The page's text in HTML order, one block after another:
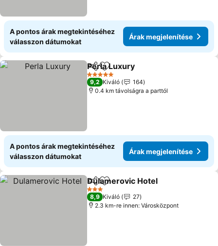
A pontos árak megtekintéséhez
válasszon dátumokat
Árak megjelenítése
Megosztás
Hozzáadás a kedvencekhez
Perla Luxury
5 Kategória
9,2 Kiváló
164
0.4 km távolságra a parttól
A pontos árak megtekintéséhez
válasszon dátumokat
Árak megjelenítése
Megosztás
Hozzáadás a kedvencekhez
Dulamerovic Hotel
3 Kategória
8,9 Kiváló
27
2.3 km-re innen: Városközpont